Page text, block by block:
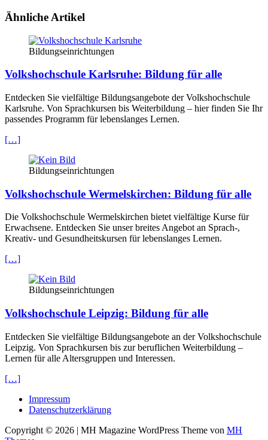
Ähnliche Artikel
Bildungseinrichtungen
Volkshochschule Karlsruhe: Bildung für alle
Entdecken Sie vielfältige Bildungsangebote der Volkshochschule
Karlsruhe. Von Sprachkursen bis Weiterbildung – hier finden Sie Ihr
passendes Programm für lebenslanges Lernen.
[…]
Bildungseinrichtungen
Volkshochschule Wermelskirchen: Bildung für alle
Die Volkshochschule Wermelskirchen bietet vielfältige Kurse für
Erwachsene. Entdecken Sie unser breites Angebot an Sprach-,
Kreativ- und Gesundheitskursen für lebenslanges Lernen.
[…]
Bildungseinrichtungen
Volkshochschule Leipzig: Bildung für alle
Entdecken Sie vielfältige Bildungsangebote an der Volkshochschule
Leipzig. Von Sprachkursen bis zur beruflichen Weiterbildung –
Lernen für alle Altersgruppen und Interessen.
[…]
Impressum
Datenschutzerklärung
Copyright © 2026 | MH Magazine WordPress Theme von MH